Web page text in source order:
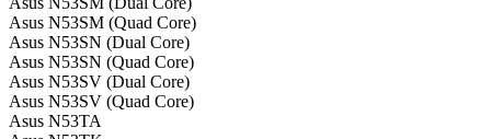
Asus N53SM (Quad Core)
Asus N53SN (Dual Core)
Asus N53SN (Quad Core)
Asus N53SV (Dual Core)
Asus N53SV (Quad Core)
Asus N53TA